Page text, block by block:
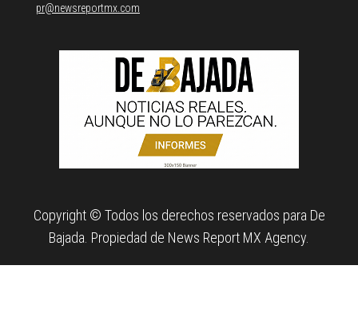
pr@newsreportmx.com
Copyright © Todos los derechos reservados para De
Bajada. Propiedad de News Report MX Agency.